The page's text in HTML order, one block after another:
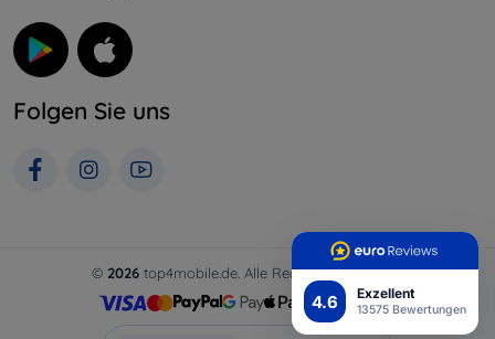
4.6 Exzellent
13575 Bewertungen
Folgen Sie uns
© 2026 top4mobile.de. Alle Rechte vorbehalten.